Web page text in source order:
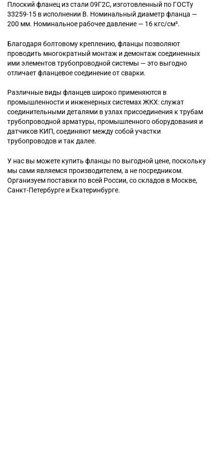
Плоский фланец из стали 09Г2С, изготовленный по ГОСТу
33259-15 в исполнении B. Номинальный диаметр фланца —
200 мм. Номинальное рабочее давление — 16 кгс/см².
Благодаря болтовому креплению, фланцы позволяют
проводить многократный монтаж и демонтаж соединенных
ими элементов трубопроводной системы — это выгодно
отличает фланцевое соединение от сварки.
Различные виды фланцев широко применяются в
промышленности и инженерных системах ЖКХ: служат
соединительными деталями в узлах присоединения к трубам
трубопроводной арматуры, промышленного оборудования и
датчиков КИП, соединяют между собой участки
трубопроводов и так далее.
У нас вы можете купить фланцы по выгодной цене, поскольку
мы сами являемся производителем, а не посредником.
Организуем поставки по всей России, со складов в Москве,
Санкт-Петербурге и Екатеринбурге.